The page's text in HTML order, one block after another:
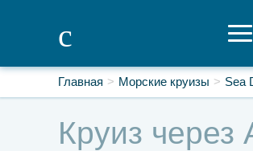
Главная Морские круизы Sea
Круиз через